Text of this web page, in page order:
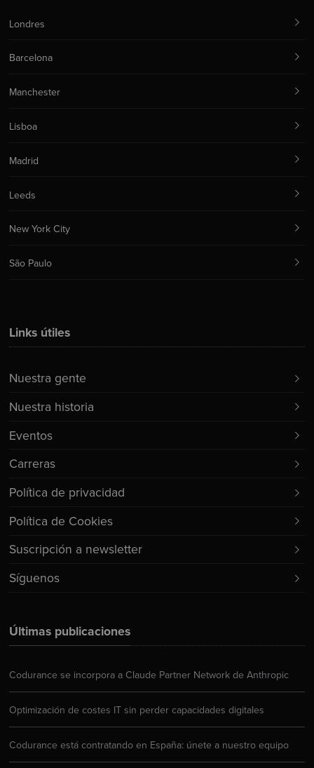
Últimas publicaciones
Codurance se incorpora a Claude Partner Network de Anthropic
Optimización de costes IT sin perder capacidades digitales
Codurance está contratando en España: únete a nuestro equipo
Links útiles
Nuestra gente
Nuestra historia
Eventos
Carreras
Política de privacidad
Política de Cookies
Suscripción a newsletter
Síguenos
Londres
Barcelona
Manchester
Lisboa
Madrid
Leeds
New York City
São Paulo